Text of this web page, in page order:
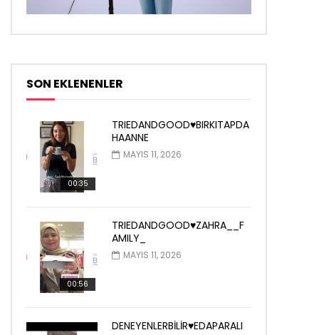
SON EKLENENLER
00:35
TRIEDANDGOOD♥️BIRKITAPDA
HAANNE
MAYIS 11, 2026
00:56
TRIEDANDGOOD♥️ZAHRA__F
AMILY_
MAYIS 11, 2026
DENEYENLERBİLİR♥️EDAPARALI